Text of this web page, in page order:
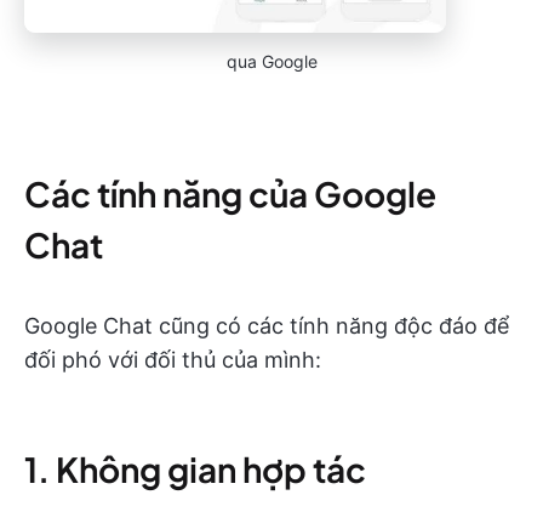
qua Google
Các tính năng của Google
Chat
Google Chat cũng có các tính năng độc đáo để
đối phó với đối thủ của mình:
1. Không gian hợp tác